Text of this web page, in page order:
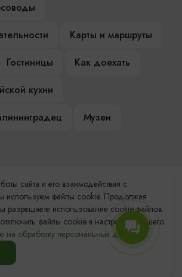
Карты и маршруты
Гостиницы
Как доехать
кухни
Музеи
центра
200
55-39
сайта и его взаимодействия с
используем файлы cookie. Продолжая
разрешаете использование cookie-файлов.
файлы cookie в настройках Вашего
на обработку персональных данных.